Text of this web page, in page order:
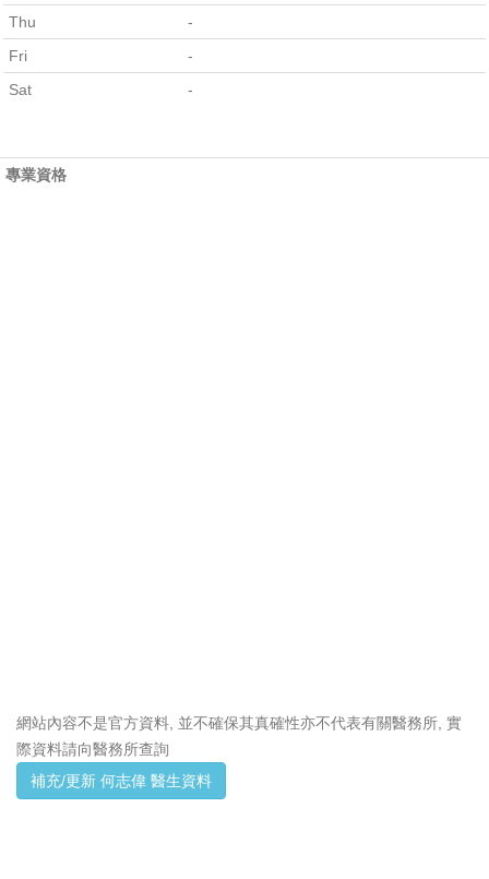
Thu
-
Fri
-
Sat
-
專業資格
網站內容不是官方資料, 並不確保其真確性亦不代表有關醫務所, 實
際資料請向醫務所查詢
補充/更新 何志偉 醫生資料